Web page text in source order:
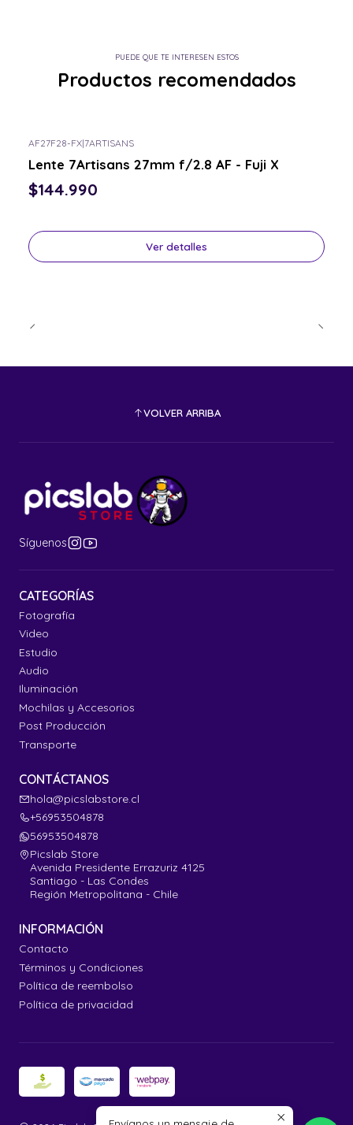
PUEDE QUE TE INTERESEN ESTOS
Productos recomendados
AF27F28-FX|7ARTISANS
Lente 7Artisans 27mm f/2.8 AF - Fuji X
$144.990
Ver detalles
VOLVER ARRIBA
Síguenos
CATEGORÍAS
Fotografía
Video
Estudio
Audio
Iluminación
Mochilas y Accesorios
Post Producción
Transporte
CONTÁCTANOS
hola@picslabstore.cl
+56953504878
56953504878
Picslab Store
Avenida Presidente Errazuriz 4125
Santiago - Las Condes
Región Metropolitana - Chile
INFORMACIÓN
Contacto
Términos y Condiciones
Política de reembolso
Política de privacidad